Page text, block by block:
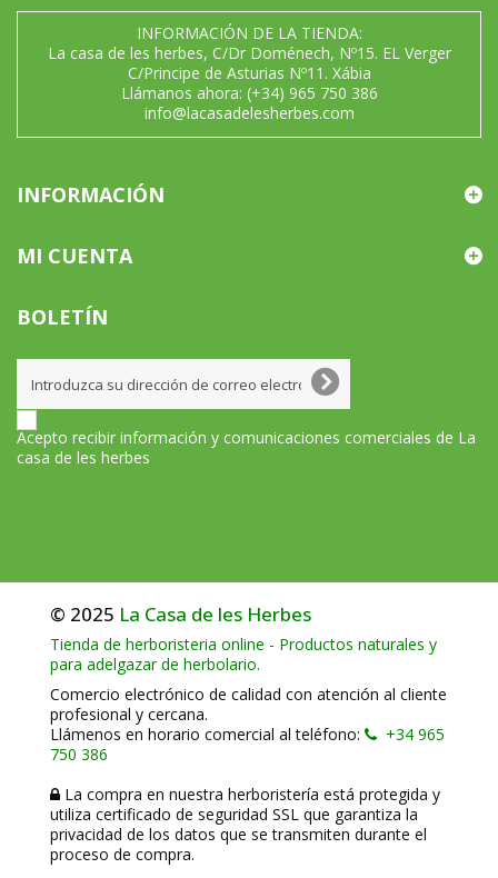
INFORMACIÓN DE LA TIENDA:
La casa de les herbes, C/Dr Doménech, Nº15. EL Verger
C/Principe de Asturias Nº11. Xábia
Llámanos ahora: (+34) 965 750 386
info@lacasadelesherbes.com
INFORMACIÓN
MI CUENTA
BOLETÍN
Acepto recibir información y comunicaciones comerciales de La
casa de les herbes
© 2025 La Casa de les Herbes
Tienda de herboristeria online - Productos naturales y
para adelgazar de herbolario.
Comercio electrónico de calidad con atención al cliente
profesional y cercana.
Llámenos en horario comercial al teléfono:
+34 965
750 386
La compra en nuestra herboristería está protegida y
utiliza certificado de seguridad SSL que garantiza la
privacidad de los datos que se transmiten durante el
proceso de compra.